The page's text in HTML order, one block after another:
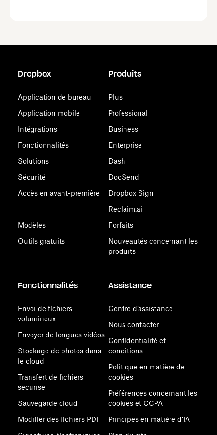
Dropbox
Application de bureau
Application mobile
Intégrations
Fonctionnalités
Solutions
Sécurité
Accès en avant-première
Modèles
Outils gratuits
Produits
Plus
Professional
Business
Enterprise
Dash
DocSend
Dropbox Sign
Reclaim.ai
Forfaits
Nouveautés concernant les
produits
Fonctionnalités
Envoi de fichiers
volumineux
Envoyer de longues vidéos
Stockage de photos dans
le cloud
Transfert de fichiers
sécurisé
Sauvegarde cloud
Modifier des fichiers PDF
Assistance
Centre d’assistance
Nous contacter
Confidentialité et
conditions
Politique en matière de
cookies
Préférences concernant les
cookies et CCPA
Principes en matière d’IA